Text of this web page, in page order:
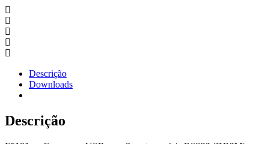
Descrição
Downloads
Descrição